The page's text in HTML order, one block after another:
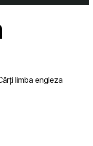
limba engleza